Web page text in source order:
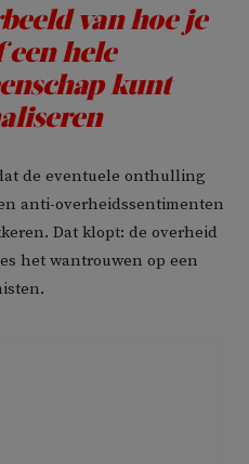
van hoe je
hele
kunt
de eventuele onthulling
anti-overheidssentimenten
Dat klopt: de overheid
het wantrouwen op een